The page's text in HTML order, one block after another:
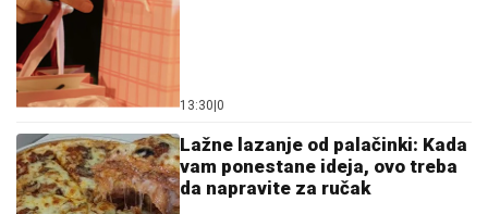
13:30|0
Lažne lazanje od palačinki: Kada
vam ponestane ideja, ovo treba
da napravite za ručak